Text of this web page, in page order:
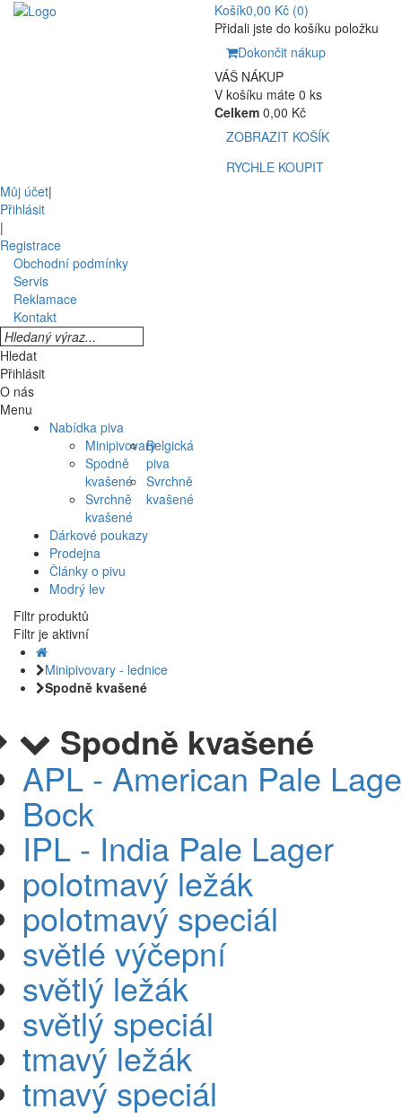
Košík0,00 Kč (0)
Přidali jste do košíku položku
Dokončit nákup
VÁŠ NÁKUP
V košíku máte 0 ks
Celkem 0,00 Kč
ZOBRAZIT KOŠÍK
RYCHLE KOUPIT
Můj účet|
Přihlásit
|
Registrace
Obchodní podmínky
Servis
Reklamace
Kontakt
Hledat
Přihlásit
O nás
Menu
Nabídka piva
Minipivovary
Spodně
kvašené
Svrchně
kvašené
Belgická
piva
Svrchně
kvašené
Dárkové poukazy
Prodejna
Články o pivu
Modrý lev
Filtr produktů
Filtr je aktivní
Minipivovary - lednice
Spodně kvašené
Spodně kvašené
APL - American Pale
Bock
IPL - India Pale Lager
polotmavý ležák
polotmavý speciál
světlé výčepní
světlý ležák
světlý speciál
tmavý ležák
tmavý speciál